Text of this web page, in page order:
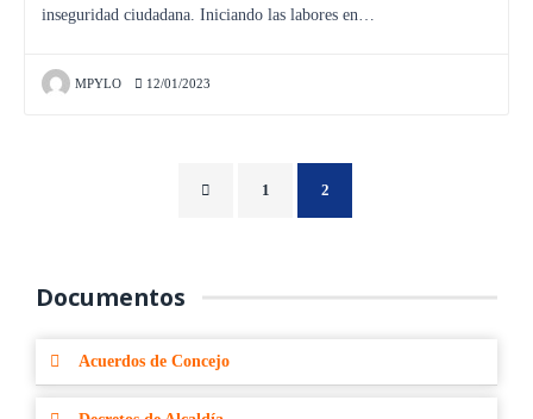
inseguridad ciudadana. Iniciando las labores en…
MPYLO 12/01/2023
1 2
Documentos
Acuerdos de Concejo